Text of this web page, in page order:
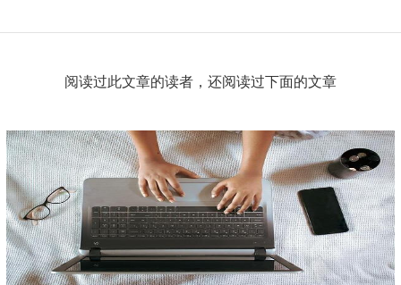
阅读过此文章的读者，还阅读过下面的文章